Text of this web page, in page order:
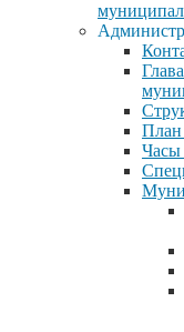
План
Часы